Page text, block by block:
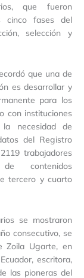
que fueron
cinco fases del
selección y
que una de
es desarrollar y
para los
con instituciones
la necesidad de
del Registro
trabajadores
contenidos
tercero y cuarto
se mostraron
consecutivo, se
Zoila Ugarte, en
escritora,
las pioneras del